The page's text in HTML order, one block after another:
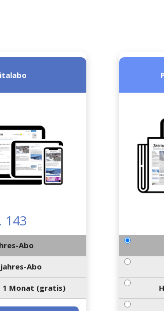
143
Abo
Abo
1 Monat (gratis)